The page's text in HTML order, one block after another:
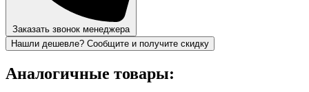
Заказать звонок менеджера
Нашли дешевле? Сообщите и получите скидку
Аналогичные товары: